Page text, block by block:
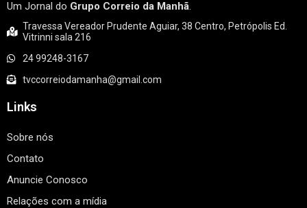
Um Jornal do Grupo Correio da Manhã.
Travessa Vereador Prudente Aguiar, 38 Centro, Petrópolis Ed.
Vitrinni sala 216
24 99248-3167
tvccorreiodamanha@gmail.com
Links
Sobre nós
Contato
Anuncie Conosco
Relações com a mídia